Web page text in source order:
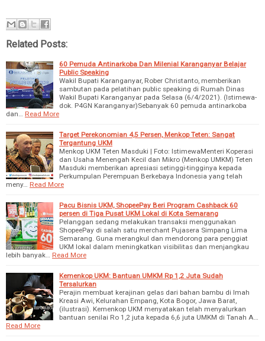
Related Posts:
60 Pemuda Antinarkoba Dan Milenial Karanganyar Belajar
Public Speaking
Wakil Bupati Karanganyar, Rober Christanto, memberikan
sambutan pada pelatihan public speaking di Rumah Dinas
Wakil Bupati Karanganyar pada Selasa (6/4/2021). (Istimewa-
dok. P4GN Karanganyar)Sebanyak 60 pemuda antinarkoba
dan…
Read More
Target Perekonomian 4,5 Persen, Menkop Teten: Sangat
Tergantung UKM
Menkop UKM Teten Masduki | Foto: IstimewaMenteri Koperasi
dan Usaha Menengah Kecil dan Mikro (Menkop UMKM) Teten
Masduki memberikan apresiasi setinggi-tingginya kepada
Perkumpulan Perempuan Berkebaya Indonesia yang telah
meny…
Read More
Pacu Bisnis UKM, ShopeePay Beri Program Cashback 60
persen di Tiga Pusat UKM Lokal di Kota Semarang
Pelanggan sedang melakukan transaksi menggunakan
ShopeePay di salah satu merchant Pujasera Simpang Lima
Semarang. Guna merangkul dan mendorong para penggiat
UKM lokal dalam meningkatkan visibilitas dan menjangkau
lebih banyak…
Read More
Kemenkop UKM: Bantuan UMKM Rp 1,2 Juta Sudah
Tersalurkan
Perajin membuat kerajinan gelas dari bahan bambu di Imah
Kreasi Awi, Kelurahan Empang, Kota Bogor, Jawa Barat,
(ilustrasi). Kemenkop UKM menyatakan telah menyalurkan
bantuan senilai Ro 1,2 juta kepada 6,6 juta UMKM di Tanah A…
Read More